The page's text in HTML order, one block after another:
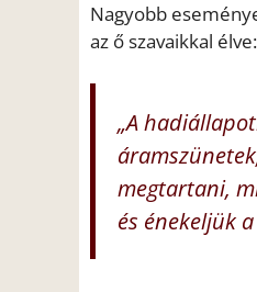
Nagyobb
az ő szavaikkal élve:
„A
megtartani,
és énekeljük